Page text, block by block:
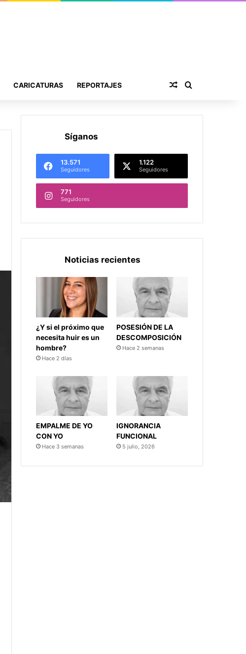
CARICATURAS REPORTAJES Publicación al
Síganos
13.571
Seguidores
1.122
Seguidores
771
Seguidores
Noticias recientes
¿Y si el próximo que
necesita huir es un
hombre?
Hace 2 días
POSESIÓN DE LA
DESCOMPOSICIÓN
Hace 2 semanas
EMPALME DE YO
CON YO
Hace 3 semanas
IGNORANCIA
FUNCIONAL
5 julio, 2026